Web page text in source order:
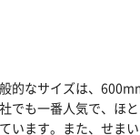
的なサイズは、
でも一番人気で、ほ
います。また、せま